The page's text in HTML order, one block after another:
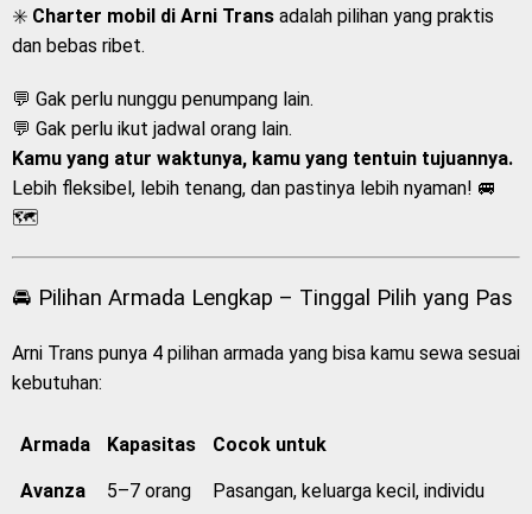
✳️ Charter mobil di Arni Trans adalah pilihan yang praktis
dan bebas ribet.
💬 Gak perlu nunggu penumpang lain.
💬 Gak perlu ikut jadwal orang lain.
Kamu yang atur waktunya, kamu yang tentuin tujuannya.
Lebih fleksibel, lebih tenang, dan pastinya lebih nyaman! 🚐
🗺️
🚘 Pilihan Armada Lengkap – Tinggal Pilih yang Pas
Arni Trans punya 4 pilihan armada yang bisa kamu sewa sesuai
kebutuhan:
Armada Kapasitas Cocok untuk
Avanza 5–7 orang Pasangan, keluarga kecil, individu